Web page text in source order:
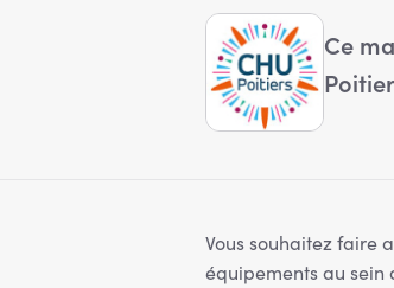
Ce
Vous souhaitez faire
équipements au